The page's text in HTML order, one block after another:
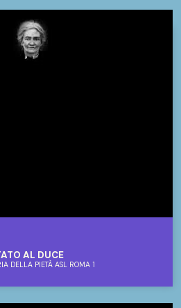
AL DUCE
DELLA PIETÀ ASL ROMA 1